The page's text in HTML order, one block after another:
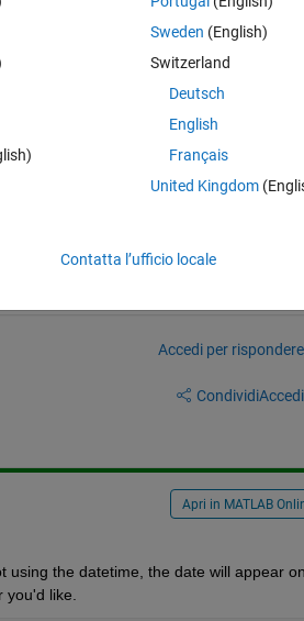
show me how it's work.
Accedi per
Condividi
Apri in MATLAB
using the datetime, the date will appear
like.
Sweden (English)
Switzerland
Deutsch
English
Français
United Kingdom
Contatta l’ufficio locale